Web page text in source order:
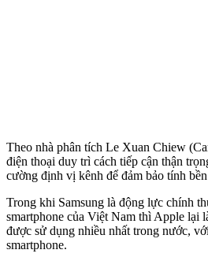
Theo nhà phân tích Le Xuan Chiew
điện thoại duy trì cách tiếp cận thận
cường định vị kênh để đảm bảo tính
Trong khi Samsung là động lực chính
smartphone của Việt Nam thì Apple lại
được sử dụng nhiều nhất trong nước,
smartphone.